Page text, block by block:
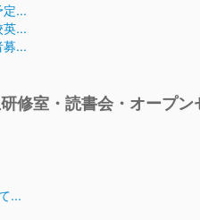
...
...
...
修室・読書会・オープン
...